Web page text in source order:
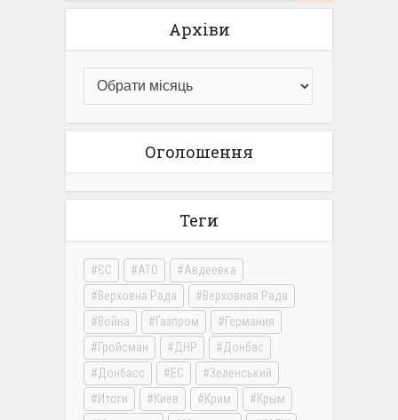
Архіви
Оголошення
Теги
ЄС АТО
Авдеевка
Верховна Рада
Верховная Рада
Война
Газпром
Германия
Гройсман
ДНР
Донбас
Донбасс
ЕС
Зеленський
Итоги
Киев Крим
Крым